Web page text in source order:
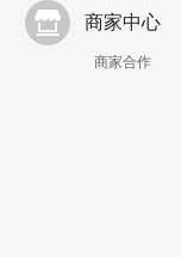
商家中心
商家合作